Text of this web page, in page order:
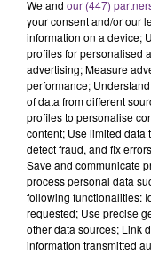
LA CENTRALE
TOUJOURS À
Cela fait déjà
nucléaire
justifiée par la
présente.
We and our (447)
your consent and/or our
information on a device;
profiles for personalised
advertising; Measure
performance;
of data from different
profiles to personalise
content; Use limited data
detect fraud, and fix
Save and communicate
process personal data
following functionalities:
requested; Use precise
other data sources; Link
information transmitted